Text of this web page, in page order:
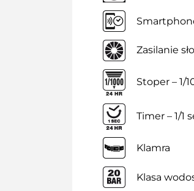
Zasilanie
Stoper – 1/
Timer – 1/1
Klamra
Klasa